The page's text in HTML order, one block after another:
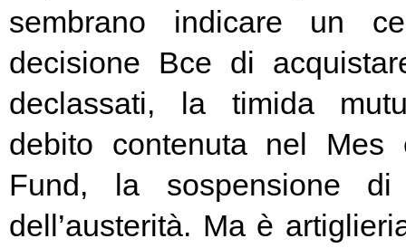
sembrano indicare un
decisione Bce di
declassati, la timida
debito contenuta nel Mes
Fund, la sospensione di
dell’austerità. Ma è